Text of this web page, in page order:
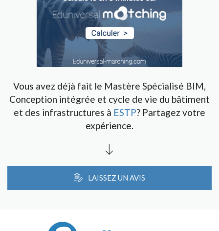
Vous avez déjà fait le Mastère Spécialisé BIM,
Conception intégrée et cycle de vie du bâtiment
et des infrastructures à ESTP? Partagez votre
expérience.
LAISSEZ UN AVIS